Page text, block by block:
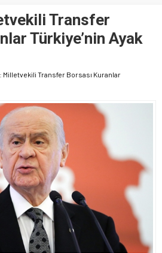
Transfer
Türkiye’nin Ayak
Milletvekili Transfer Borsası Kuranlar